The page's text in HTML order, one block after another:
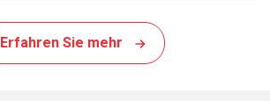
Erfahren Sie mehr